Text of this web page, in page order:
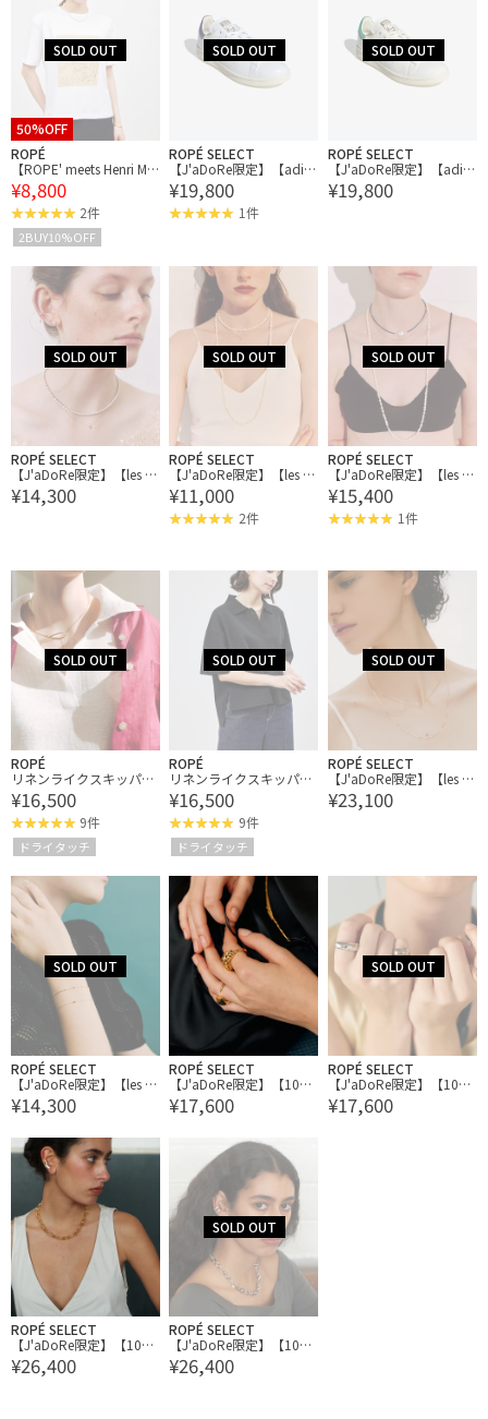
50%OFF
ROPÉ
【ROPE' meets Henri Mat
isse】プリント Tシャツ
¥8,800
2件
2BUY10%OFF
ROPÉ SELECT
【J'aDoRe限定】【adid
as】STAN SMITH LUX
¥19,800
1件
ROPÉ SELECT
【J'aDoRe限定】【adid
as】STAN SMITH LUX
¥19,800
ROPÉ SELECT
【J'aDoRe限定】【les b
onbon】taupe choker
¥14,300
ROPÉ SELECT
【J'aDoRe限定】【les b
onbon】effortles pearl c
hoker
¥11,000
2件
ROPÉ SELECT
【J'aDoRe限定】【les b
onbon】effortles pearl l
ong necklace
¥15,400
1件
ROPÉ
リネンライクスキッパー
半袖トップス
¥16,500
9件
ドライタッチ
ROPÉ
リネンライクスキッパー
半袖トップス
¥16,500
9件
ドライタッチ
ROPÉ SELECT
【J'aDoRe限定】【les b
onbon】victoria matine
e necklace
¥23,100
ROPÉ SELECT
【J'aDoRe限定】【les b
onbon】victoria victoria
bracelet
¥14,300
ROPÉ SELECT
【J'aDoRe限定】【1064
STUDIO】 HORN R
¥17,600
ROPÉ SELECT
【J'aDoRe限定】【1064
STUDIO】 HORN R
¥17,600
ROPÉ SELECT
【J'aDoRe限定】【1064
STUDIO】KNOTTED BOW
¥26,400
ROPÉ SELECT
【J'aDoRe限定】【1064
STUDIO】KNOTTED BOW
¥26,400